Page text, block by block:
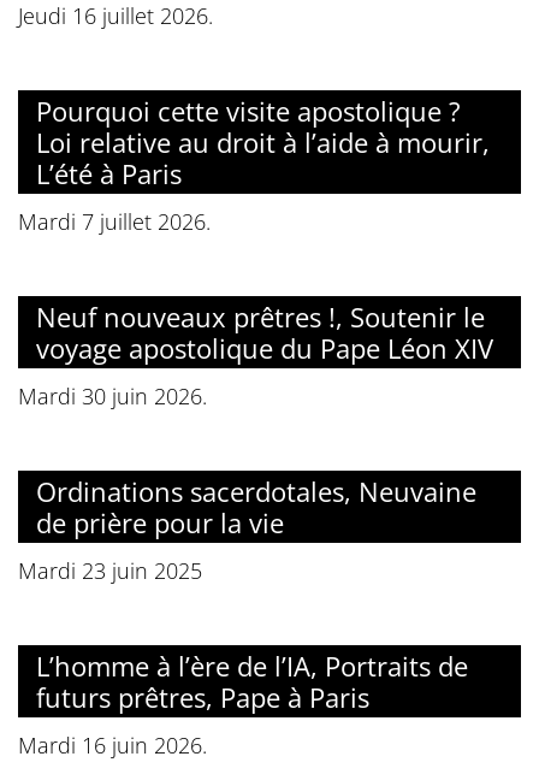
Jeudi 16 juillet 2026.
Pourquoi cette visite apostolique ?
Loi relative au droit à l’aide à mourir,
L’été à Paris
Mardi 7 juillet 2026.
Neuf nouveaux prêtres !, Soutenir le
voyage apostolique du Pape Léon XIV
Mardi 30 juin 2026.
Ordinations sacerdotales, Neuvaine
de prière pour la vie
Mardi 23 juin 2025
L’homme à l’ère de l’IA, Portraits de
futurs prêtres, Pape à Paris
Mardi 16 juin 2026.